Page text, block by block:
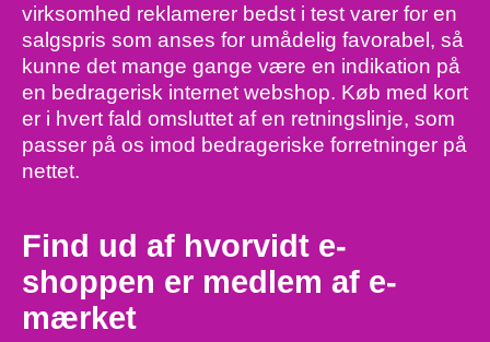
virksomhed reklamerer bedst i test varer for en
salgspris som anses for umådelig favorabel, så
kunne det mange gange være en indikation på
en bedragerisk internet webshop. Køb med kort
er i hvert fald omsluttet af en retningslinje, som
passer på os imod bedrageriske forretninger på
nettet.
Find ud af hvorvidt e-
shoppen er medlem af e-
mærket